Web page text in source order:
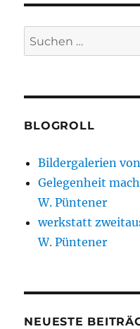
Beiträge
Suchen
nach:
BLOGROLL
Bildergalerien
Gelegenheit
W. Püntener
werkstatt
W. Püntener
NEUESTE